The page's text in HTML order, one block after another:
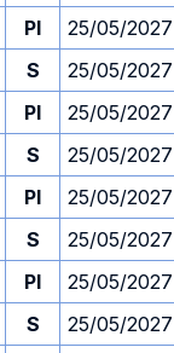
PI 25/05/2027
S 25/05/2027
PI 25/05/2027
S 25/05/2027
PI 25/05/2027
S 25/05/2027
PI 25/05/2027
S 25/05/2027